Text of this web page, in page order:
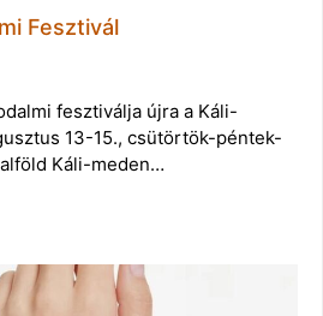
Fesztivál
fesztiválja újra a Káli-
13-15., csütörtök-péntek-
Káli-meden…